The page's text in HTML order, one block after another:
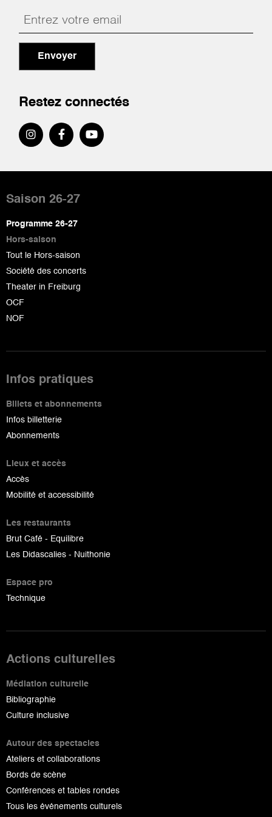
Envoyer
Restez connectés
de
page
Saison 26-27
Programme 26-27
Hors-saison
Tout le Hors-saison
Société des concerts
Theater in Freiburg
OCF
NOF
Infos pratiques
Billets et abonnements
Infos billetterie
Abonnements
Lieux et accès
Accès
Mobilité et accessibilité
Les restaurants
Brut Café - Equilibre
Les Didascalies - Nuithonie
Espace pro
Technique
Actions culturelles
Médiation culturelle
Bibliographie
Culture inclusive
Autour des spectacles
Ateliers et collaborations
Bords de scène
Conférences et tables rondes
Tous les événements culturels